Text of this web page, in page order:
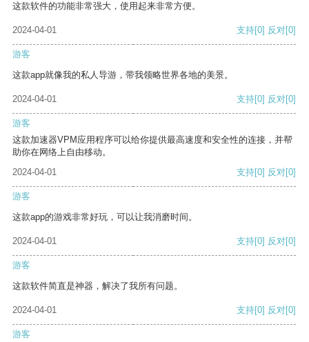
这款软件的功能非常强大，使用起来非常方便。
2024-04-01 支持[0] 反对[0]
游客
这款app就像我的私人导游，带我领略世界各地的美景。
2024-04-01 支持[0] 反对[0]
游客
这款加速器VPM应用程序可以给你提供最高速度和安全性的连接，并帮
助你在网络上自由移动。
2024-04-01
支持[0] 反对[0]
游客
这款app的游戏非常好玩，可以让我消磨时间。
2024-04-01 支持[0] 反对[0]
游客
这款软件简直是神器，解决了我所有问题。
2024-04-01 支持[0] 反对[0]
游客